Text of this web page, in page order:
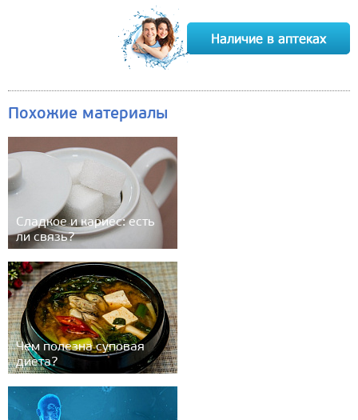
Похожие материалы
Сладкое и кариес: есть
ли связь?
Чем полезна суповая
диета?